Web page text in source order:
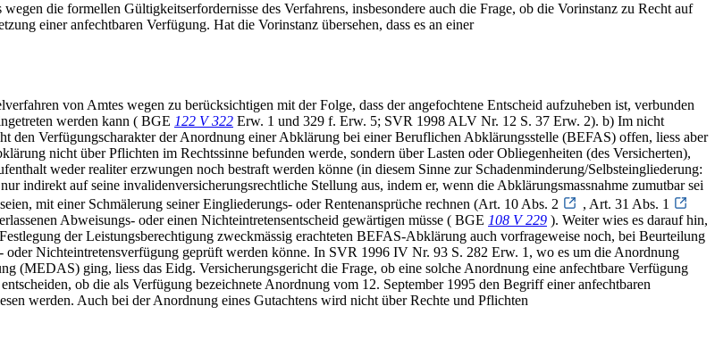
die formellen Gültigkeitserfordernisse des Verfahrens, insbesondere auch die Frage, ob die Vorinstanz zu Recht auf
einer anfechtbaren Verfügung. Hat die Vorinstanz übersehen, dass es an einer
von Amtes wegen zu berücksichtigen mit der Folge, dass der angefochtene Entscheid aufzuheben ist, verbunden
werden kann ( BGE 122 V 322 Erw. 1 und 329 f. Erw. 5; SVR 1998 ALV Nr. 12 S. 37 Erw. 2). b) Im nicht
Verfügungscharakter der Anordnung einer Abklärung bei einer Beruflichen Abklärungsstelle (BEFAS) offen, liess aber
nicht über Pflichten im Rechtssinne befunden werde, sondern über Lasten oder Obliegenheiten (des Versicherten),
weder realiter erzwungen noch bestraft werden könne (in diesem Sinne zur Schadenminderung/Selbsteingliederung:
indirekt auf seine invalidenversicherungsrechtliche Stellung aus, indem er, wenn die Abklärungsmassnahme zumutbar sei
mit einer Schmälerung seiner Eingliederungs- oder Rentenansprüche rechnen (Art. 10 Abs. 2
, Art. 31 Abs. 1
Abweisungs- oder einen Nichteintretensentscheid gewärtigen müsse ( BGE 108 V 229 ). Weiter wies es darauf hin,
der Leistungsberechtigung zweckmässig erachteten BEFAS-Abklärung auch vorfrageweise noch, bei Beurteilung
oder Nichteintretensverfügung geprüft werden könne. In SVR 1996 IV Nr. 93 S. 282 Erw. 1, wo es um die Anordnung
(MEDAS) ging, liess das Eidg. Versicherungsgericht die Frage, ob eine solche Anordnung eine anfechtbare Verfügung
ob die als Verfügung bezeichnete Anordnung vom 12. September 1995 den Begriff einer anfechtbaren
werden. Auch bei der Anordnung eines Gutachtens wird nicht über Rechte und Pflichten